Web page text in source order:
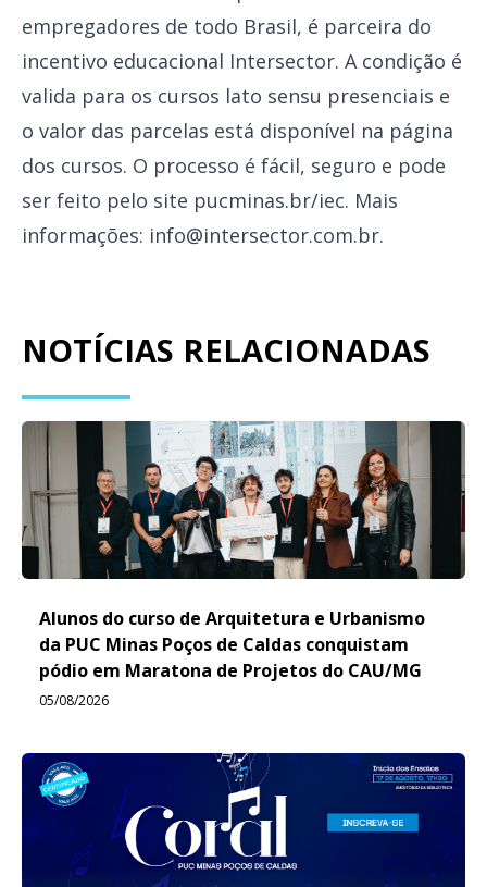
empregadores de todo Brasil, é parceira do
incentivo educacional Intersector. A condição é
valida para os cursos lato sensu presenciais e
o valor das parcelas está disponível na página
dos cursos. O processo é fácil, seguro e pode
ser feito pelo site pucminas.br/iec. Mais
informações: info@intersector.com.br.
NOTÍCIAS RELACIONADAS
Alunos do curso de Arquitetura e Urbanismo
da PUC Minas Poços de Caldas conquistam
pódio em Maratona de Projetos do CAU/MG
05/08/2026